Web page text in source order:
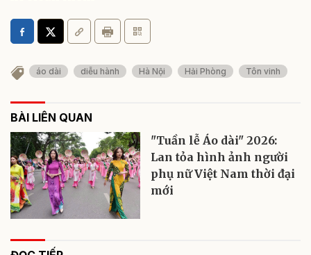
áo dài diễu hành Hà Nội Hải Phòng Tôn vinh
BÀI LIÊN QUAN
"Tuần lễ Áo dài" 2026:
Lan tỏa hình ảnh người
phụ nữ Việt Nam thời đại
mới